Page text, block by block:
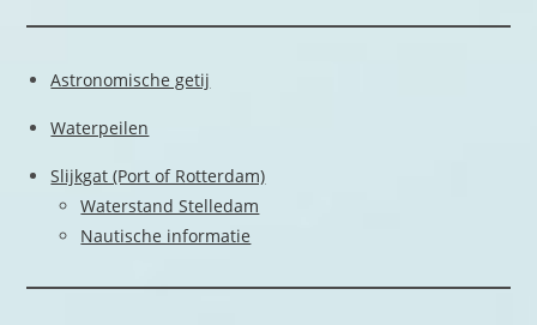
Astronomische getij
Waterpeilen
Slijkgat (Port of Rotterdam)
Waterstand Stelledam
Nautische informatie